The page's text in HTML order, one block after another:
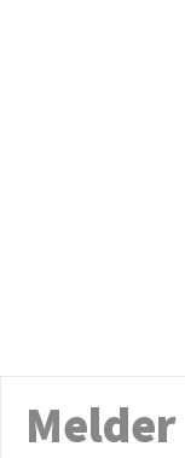
Melder